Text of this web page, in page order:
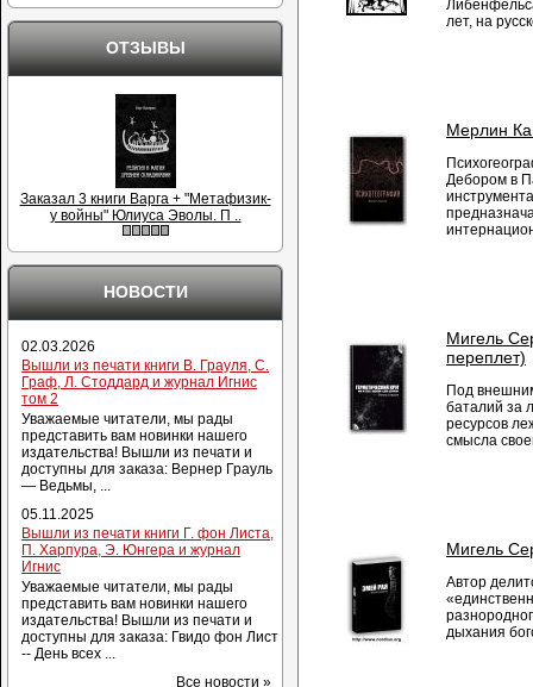
лет, на
Мерлин
Дебором в
Мигель
переплет)
Под
баталий за
ресурсов
смысла
Мигель
Автор
дыхания
ОТЗЫВЫ
Заказал 3 книги Варга + "Метафизик-
у войны" Юлиуса Эволы. П ..
НОВОСТИ
02.03.2026
Вышли из печати книги В. Грауля, С.
Граф, Л. Стоддард и журнал Игнис
том 2
Уважаемые читатели, мы рады
представить вам новинки нашего
издательства! Вышли из печати и
доступны для заказа: Вернер Грауль
— Ведьмы, ...
05.11.2025
Вышли из печати книги Г. фон Листа,
П. Харпура, Э. Юнгера и журнал
Игнис
Уважаемые читатели, мы рады
представить вам новинки нашего
издательства! Вышли из печати и
доступны для заказа: Гвидо фон Лист
-- День всех ...
Все новости »